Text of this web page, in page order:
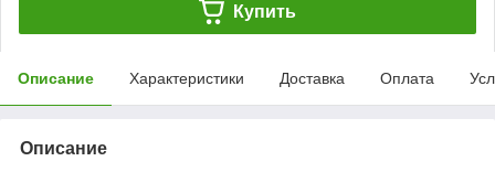
Купить
Описание Характеристики Доставка Оплата
Описание